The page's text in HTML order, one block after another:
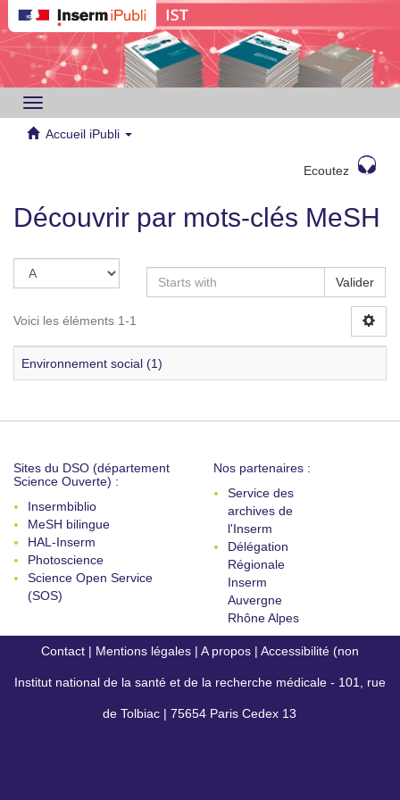
Toggle
navigation
Accueil iPubli
Ecoutez
Découvrir par mots-clés MeSH
Valider
Voici les éléments 1-1
Environnement social (1)
Sites du DSO (département
Science Ouverte) :
Insermbiblio
MeSH bilingue
HAL-Inserm
Photoscience
Science Open Service
(SOS)
Nos partenaires :
Service des
archives de
l'Inserm
Délégation
Régionale
Inserm
Auvergne
Rhône Alpes
Contact | Mentions légales | A propos | Accessibilité (non
conforme)
Institut national de la santé et de la recherche médicale - 101, rue
de Tolbiac | 75654 Paris Cedex 13